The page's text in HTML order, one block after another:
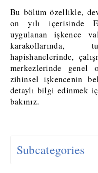
Bu bölüm özellikle,
on yılı içerisinde
uygulanan işkence
karakollarında,
hapishanelerinde,
merkezlerinde genel
zihinsel işkencenin
detaylı bilgi edinmek
bakınız.
Subcategories